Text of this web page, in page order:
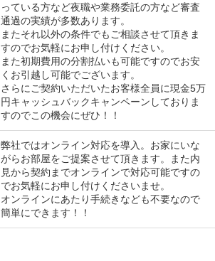
っている方など夜職や業務委託の方など審査
通過の実績が多数あります。
またそれ以外の条件でもご相談させて頂きま
すのでお気軽にお申し付けください。
また初期費用の分割払いも可能ですのでお安
くお引越し可能でございます。
さらにご契約いただいたお客様全員に現金5万
円キャッシュバックキャンペーンしておりま
すのでこの機会にぜひ！！
弊社ではオンライン対応を導入。お家にいな
がらお部屋をご提案させて頂きます。また内
見から契約までオンラインで対応可能ですの
でお気軽にお申し付けくださいませ。
オンラインにあたり手続きなども不要なので
簡単にできます！！